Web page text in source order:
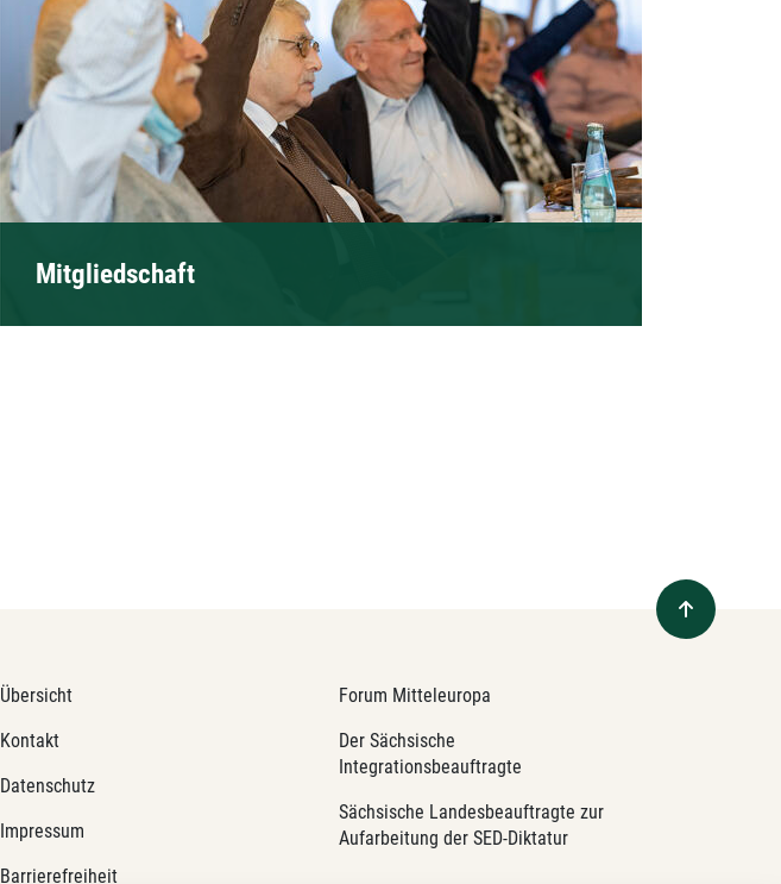
Mitgliedschaft
Übersicht
Kontakt
Datenschutz
Impressum
Barrierefreiheit
Forum Mitteleuropa
Der Sächsische
Integrationsbeauftragte
Sächsische Landesbeauftragte zur
Aufarbeitung der SED-Diktatur